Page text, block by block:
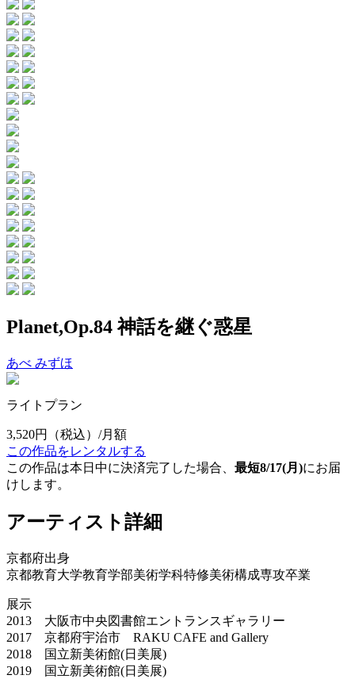
Planet,Op.84 神話を継ぐ惑星
あべ みずほ
ライトプラン
3,520円
（税込）/月額
この作品をレンタルする
この作品は本日中に決済完了した場合、 最短8/17(月)にお届
けします。
アーティスト詳細
京都府出身
京都教育大学教育学部美術学科特修美術構成専攻卒業
展示
2013 大阪市中央図書館エントランスギャラリー
2017 京都府宇治市 RAKU CAFE and Gallery
2018 国立新美術館(日美展)
2019 国立新美術館(日美展)